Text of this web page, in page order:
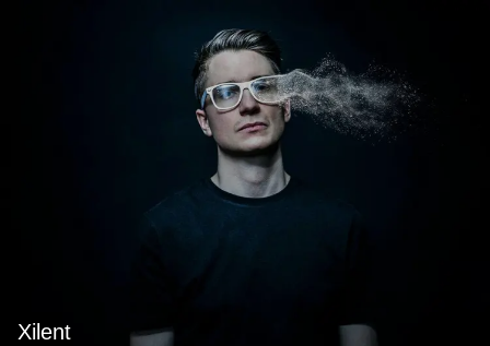
Xilent